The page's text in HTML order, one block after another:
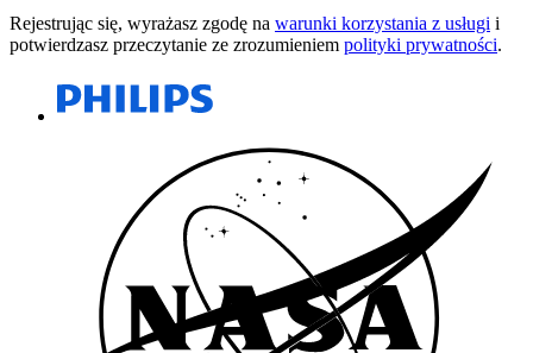
Rejestrując się, wyrażasz zgodę na warunki korzystania z usługi i
potwierdzasz przeczytanie ze zrozumieniem polityki prywatności.